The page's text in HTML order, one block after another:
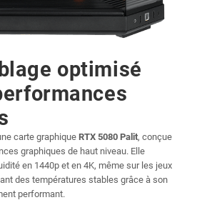
optimisé
carte graphiqueRTX 5080 Palit, conçue
graphiques de haut niveau. Elle
en 1440p et en 4K, même sur les jeux
des températures stables grâce à son
performant.